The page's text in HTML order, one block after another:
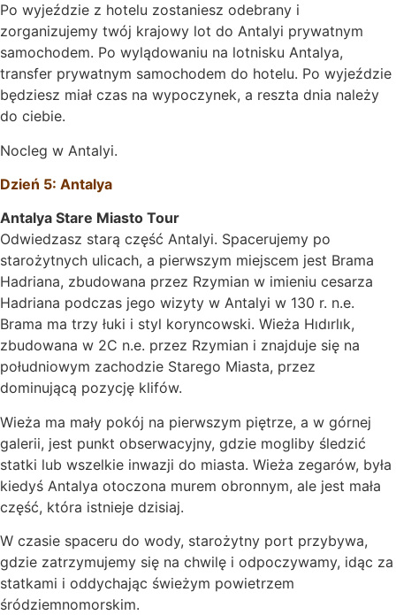
Po wyjeździe z hotelu zostaniesz odebrany i
zorganizujemy twój krajowy lot do Antalyi prywatnym
samochodem. Po wylądowaniu na lotnisku Antalya,
transfer prywatnym samochodem do hotelu. Po wyjeździe
będziesz miał czas na wypoczynek, a reszta dnia należy
do ciebie.
Nocleg w Antalyi.
Dzień 5: Antalya
Antalya Stare Miasto Tour
Odwiedzasz starą część Antalyi. Spacerujemy po
starożytnych ulicach, a pierwszym miejscem jest Brama
Hadriana, zbudowana przez Rzymian w imieniu cesarza
Hadriana podczas jego wizyty w Antalyi w 130 r. n.e.
Brama ma trzy łuki i styl koryncowski. Wieża Hıdırlık,
zbudowana w 2C n.e. przez Rzymian i znajduje się na
południowym zachodzie Starego Miasta, przez
dominującą pozycję klifów.
Wieża ma mały pokój na pierwszym piętrze, a w górnej
galerii, jest punkt obserwacyjny, gdzie mogliby śledzić
statki lub wszelkie inwazji do miasta. Wieża zegarów, była
kiedyś Antalya otoczona murem obronnym, ale jest mała
część, która istnieje dzisiaj.
W czasie spaceru do wody, starożytny port przybywa,
gdzie zatrzymujemy się na chwilę i odpoczywamy, idąc za
statkami i oddychając świeżym powietrzem
śródziemnomorskim.